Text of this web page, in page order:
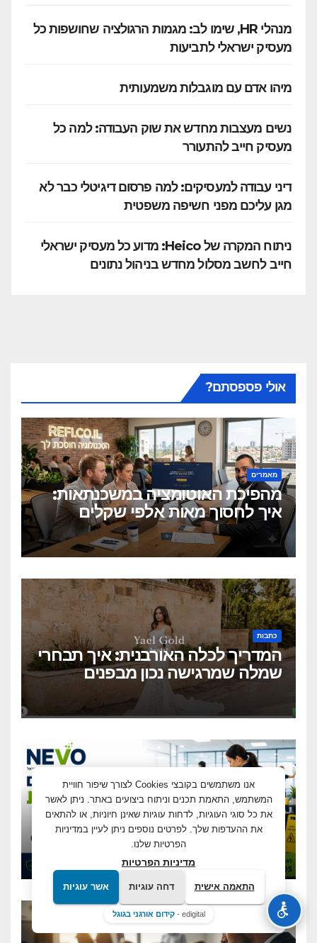
מנהלי HR, שימו לב: מגמות הרגולציה שחושפות כל
מעסיק ישראלי לתביעות
מיהו אדם עם מוגבלות משמעותית
נשים מעצבות מחדש את שוק העבודה: למה כל
מעסיק חייב להתעורר
דיני עבודה למעסיקים: למה פרסום דיגיטלי כבר לא
מגן עליכם מפני חשיפה משפטית
ניתוח המקרה של Heico: מדוע כל מעסיק ישראלי
חייב לחשב מסלול מחדש בניהול נתונים
אולי פספסתם?
מאמרים
מהפיכת האוטומציה במשכנתאות:
איך לחסוך מאות אלפי שקלים
בלחיצת כפתור?
כתבות
המדריך לכלה האורבנית: איך תבחרי
שמלה שמרגישה נכון מבפנים
ונראית מושלם מבחוץ?
כתבות
ממשרדים ועד מוסדות ושטחים
מסחריים: מדוע עסקים מחפשים
כיום שירותי ניקיון מקצועיים
אנו משתמשים בקובצי Cookies לצורך שיפור חוויית
המשתמש, התאמת תכנים וניתוח ביצועים באתר. ניתן לאשר
את כל סוגי העוגיות, לדחות עוגיות שאינן חיוניות, או להתאים
את ההעדפות שלך. לפרטים נוספים ניתן לעיין במדיניות
הפרטיות שלנו.
מדיניות הפרטיות
התאמה אישית דחה עוגיות אשר עוגיות
edigital - קידום אורגני בגוגל